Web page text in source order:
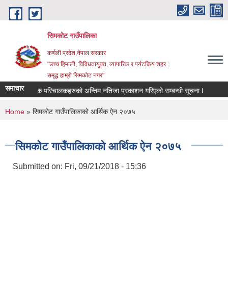
Skip to main content
सिमकोट गाउँपालिका
कर्णली प्रदेश,नेपाल सरकार
"उच्च हिमाली, विविधतायुक्त, व्यापारिक र पर्यटकिय शहर :
समृद्ध हाम्रो सिमकोट नगर"
समाचार वास प्राविधिक र सामाजिक परिचालकहरुको अन्तिम नतिजा प्रकाशन गरिएको सम्बन्धी सूचना l
You are here
Home » सिमकोट गाउँपालिकाको आर्थिक ऐन २०७५
सिमकोट गाउँपालिकाको आर्थिक ऐन २०७५
Submitted on: Fri, 09/21/2018 - 15:36